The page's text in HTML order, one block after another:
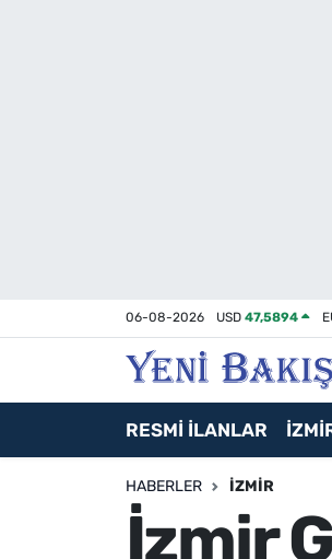
06-08-2026 USD47,5894
RESMİ İLANLAR
HABERLER İZMIR
İzmir
Asayiş / Polis-Adliye
Magazin